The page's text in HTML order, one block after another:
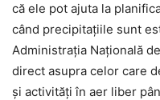
că ele pot ajuta la
când precipitațiile sunt
Administrația Națională
direct asupra celor care
și activități în aer liber